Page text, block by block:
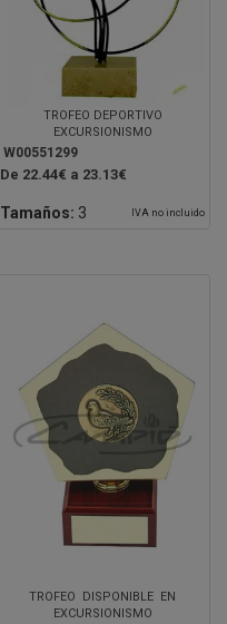
TROFEO DEPORTIVO
EXCURSIONISMO
W00551299
De 22.44€ a 23.13€
Tamaños: 3 IVA no incluido
TROFEO DISPONIBLE EN
EXCURSIONISMO